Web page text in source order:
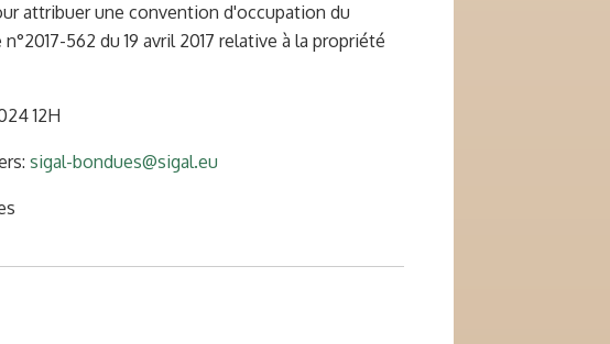
attribuer une convention d'occupation du
562 du 19 avril 2017 relative à la propriété
12H
sigal-bondues@sigal.eu